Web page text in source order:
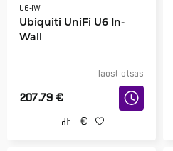
U6-IW
Ubiquiti UniFi U6 In-
Wall
laost otsas
207.79 €